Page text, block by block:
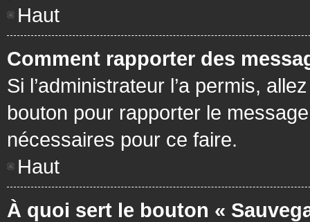
Haut
Comment rapporter des
Si l’administrateur l’a permis,
bouton pour rapporter le
nécessaires pour ce faire.
Haut
À quoi sert le bouton «